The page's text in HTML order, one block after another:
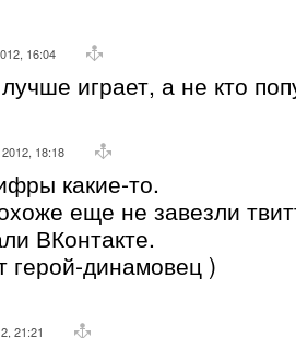
16:04
играет, а не кто
18:18
какие-то.
еще не завезли
ВКонтакте.
герой-динамовец )
21:21